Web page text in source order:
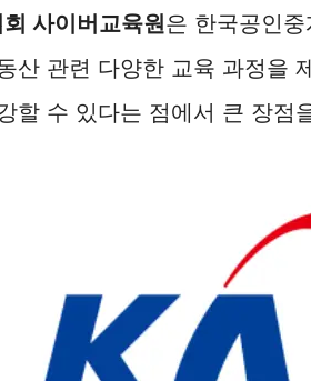
사이버교육원은 한국공인
산 관련 다양한 교육 과정을
할 수 있다는 점에서 큰 장점